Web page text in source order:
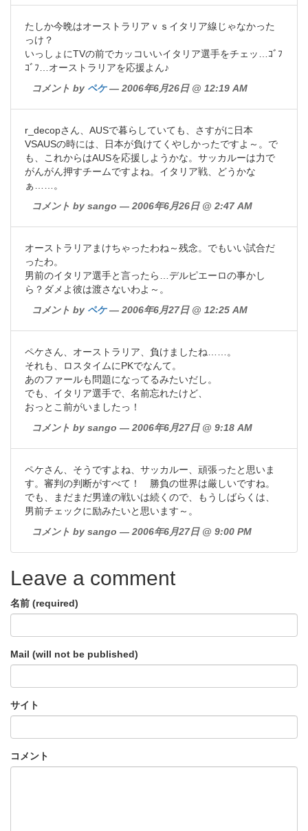
たしか今晩はオーストラリアｖｓイタリア線じゃなかった
っけ？
いっしょにTVの前でカッコいいイタリア選手をチェッ…ｺﾞﾌ
ｺﾞﾌ…オーストラリアを応援よん♪
コメント by ペケ— 2006年6月26日 @ 12:19 AM
r_decopさん、AUSで暮らしていても、さすがに日本
VSAUSの時には、日本が負けてくやしかったですよ～。で
も、これからはAUSを応援しようかな。サッカルーは力で
がんがん押すチームですよね。イタリア戦、どうかな
ぁ……。
コメント by sango — 2006年6月26日 @ 2:47 AM
オーストラリアまけちゃったわね～残念。でもいい試合だ
ったわ。
男前のイタリア選手と言ったら…デルピエーロの事かし
ら？ダメよ彼は渡さないわよ～。
コメント by ペケ— 2006年6月27日 @ 12:25 AM
ペケさん、オーストラリア、負けましたね……。
それも、ロスタイムにPKでなんて。
あのファールも問題になってるみたいだし。
でも、イタリア選手で、名前忘れたけど、
おっとこ前がいましたっ！
コメント by sango — 2006年6月27日 @ 9:18 AM
ペケさん、そうですよね、サッカルー、頑張ったと思いま
す。審判の判断がすべて！ 勝負の世界は厳しいですね。
でも、まだまだ男達の戦いは続くので、もうしばらくは、
男前チェックに励みたいと思います～。
コメント by sango — 2006年6月27日 @ 9:00 PM
Leave a comment
名前 (required)
Mail (will not be published)
サイト
コメント